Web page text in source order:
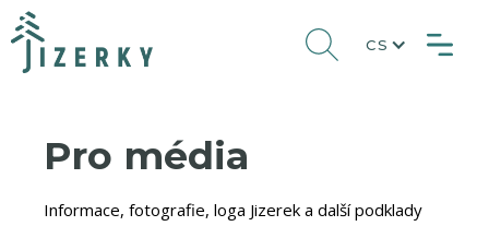
CS
Pro média
Informace, fotografie, loga Jizerek a další podklady